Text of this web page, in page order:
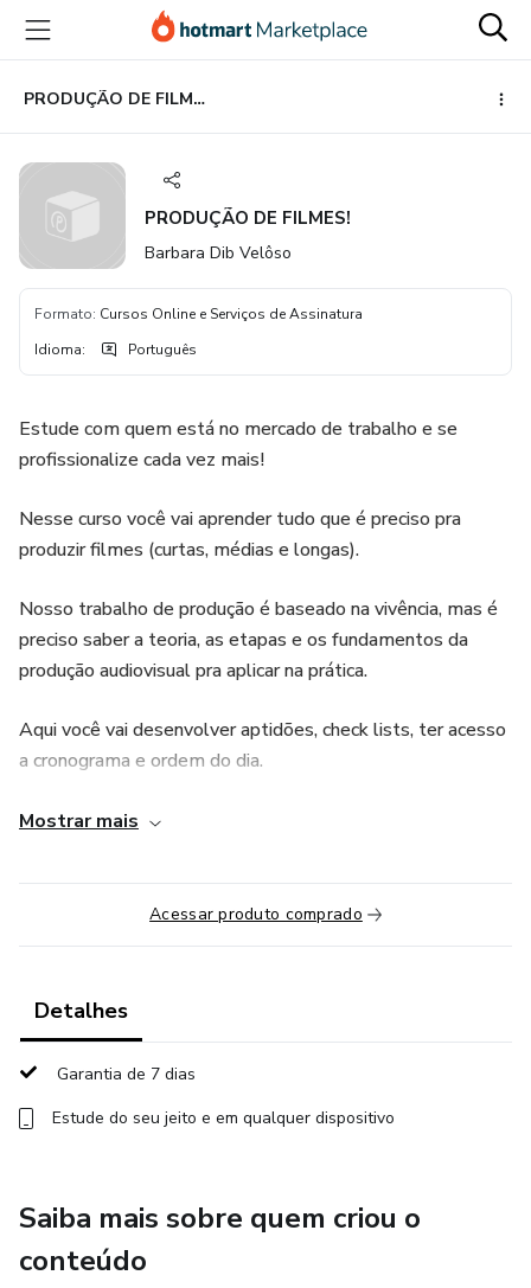
para
conteúdo
principal
para
pagamento
para
rodapé
PRODUÇÃO DE FILMES!
PRODUÇÃO DE FILMES!
Barbara Dib Velôso
Formato: Cursos Online e Serviços de Assinatura
Idioma: Português
Estude com quem está no mercado de trabalho e se
profissionalize cada vez mais!
Nesse curso você vai aprender tudo que é preciso pra
produzir filmes (curtas, médias e longas).
Nosso trabalho de produção é baseado na vivência, mas é
preciso saber a teoria, as etapas e os fundamentos da
produção audiovisual pra aplicar na prática.
Aqui você vai desenvolver aptidões, check lists, ter acesso
a cronograma e ordem do dia.
E DE PRESENTE VOCÊ GANHA 2 AULAS:
1 - Você na produção convida Fernando Lira (Bebê)
Produtor do filme Cidade de Deus, da série Pico da Neblina
- HBO e outros filmes feitos pela O2 Filmes
2 - Você na produção convida Tainã Steighen - 1 AD e
Mostrar mais
Acessar produto comprado
Detalhes
Garantia de 7 dias
Estude do seu jeito e em qualquer dispositivo
Saiba mais sobre quem criou o
conteúdo